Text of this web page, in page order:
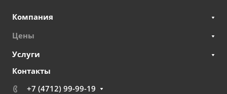
Компания
Цены
Услуги
Контакты
+7 (4712) 99-99-19